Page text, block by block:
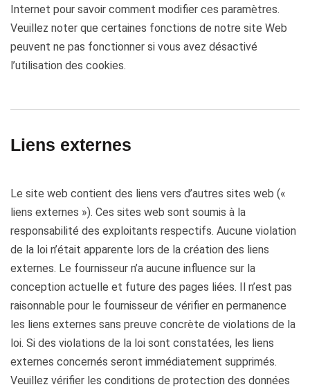
Internet pour savoir comment modifier ces paramètres.
Veuillez noter que certaines fonctions de notre site Web
peuvent ne pas fonctionner si vous avez désactivé
l’utilisation des cookies.
Liens externes
Le site web contient des liens vers d’autres sites web («
liens externes »). Ces sites web sont soumis à la
responsabilité des exploitants respectifs. Aucune violation
de la loi n’était apparente lors de la création des liens
externes. Le fournisseur n’a aucune influence sur la
conception actuelle et future des pages liées. Il n’est pas
raisonnable pour le fournisseur de vérifier en permanence
les liens externes sans preuve concrète de violations de la
loi. Si des violations de la loi sont constatées, les liens
externes concernés seront immédiatement supprimés.
Veuillez vérifier les conditions de protection des données